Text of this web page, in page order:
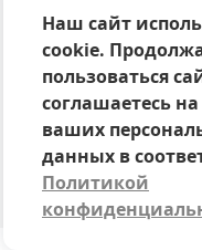
Политика
Согласие на
Наш сайт
cookie.
пользоваться
соглашаетесь
ваших
данных в
Политикой